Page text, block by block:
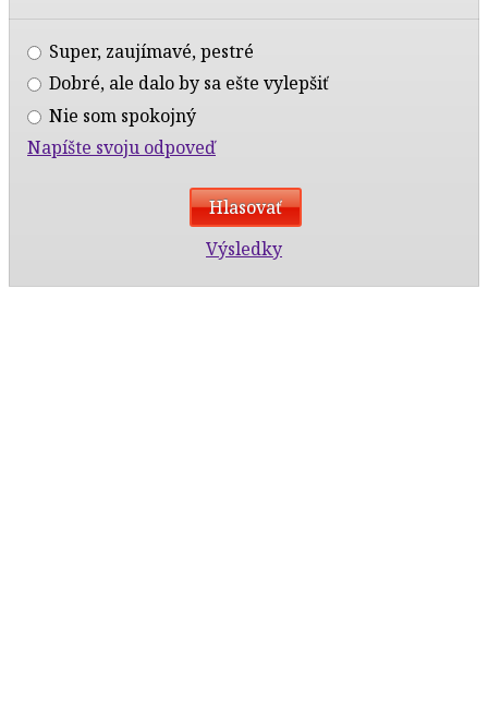
Super, zaujímavé, pestré
Dobré, ale dalo by sa ešte vylepšiť
Nie som spokojný
Napíšte svoju odpoveď
Výsledky